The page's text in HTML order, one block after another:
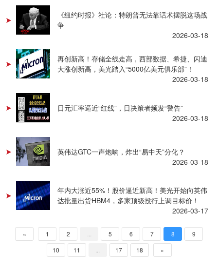
《纽约时报》社论：特朗普无法靠话术摆脱这场战
争
2026-03-18
再创新高！存储全线走高，西部数据、希捷、闪迪
大涨创新高，美光踏入“5000亿美元俱乐部”！
2026-03-18
日元汇率逼近“红线”，日决策者频发“警告”
2026-03-18
英伟达GTC一声炮响，炸出“易中天”分化？
2026-03-18
年内大涨近55%！股价逼近新高！美光开始向英伟
达批量出货HBM4，多家顶级投行上调目标价！
2026-03-17
« 1 2 5 6 7 8
9
10
11 17 18 »